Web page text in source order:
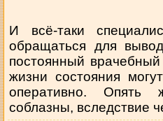
И всё-таки
обращаться для
постоянный
жизни состояния
оперативно. Опять
соблазны, вследствие